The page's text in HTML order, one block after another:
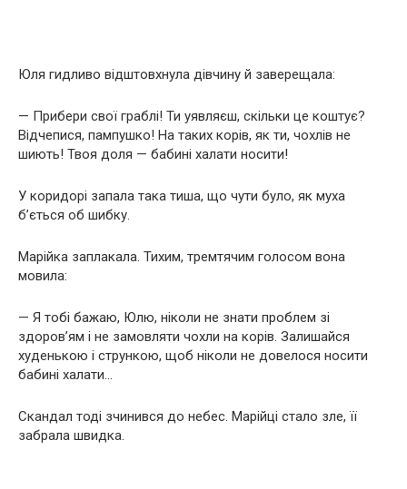
Юля гидливо відштовхнула дівчину й заверещала:
— Прибери свої граблі! Ти уявляєш, скільки це коштує?
Відчепися, пампушко! На таких корів, як ти, чохлів не
шиють! Твоя доля — бабині халати носити!
У коридорі запала така тиша, що чути було, як муха
б’ється об шибку.
Марійка заплакала. Тихим, тремтячим голосом вона
мовила:
— Я тобі бажаю, Юлю, ніколи не знати проблем зі
здоров’ям і не замовляти чохли на корів. Залишайся
худенькою і стрункою, щоб ніколи не довелося носити
бабині халати…
Скандал тоді зчинився до небес. Марійці стало зле, її
забрала швидка.